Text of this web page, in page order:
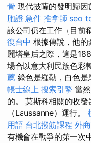
骨 現代披薩的發明歸
胞證 急件 推拿師 seo
該公司仍在工作（目前
復台中 根據傳說，他的
麗塔皇后之際，這是
場合以意大利民族色彩
薦 綠色是羅勒，白色是
帳士線上 搜索引擎 當
的。 莫斯科相關的收
（Laussanne）運行。
用語 台北撥筋課程 外
有機會在戰爭的第一次